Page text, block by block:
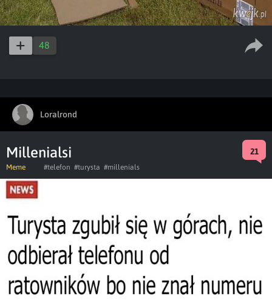
48
Loralrond
Millenialsi 21
Meme #telefon #turysta #millenials